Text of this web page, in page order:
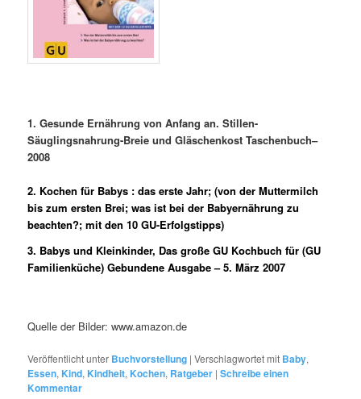
1. Gesunde Ernährung von Anfang an. Stillen-
Säuglingsnahrung-Breie und Gläschenkost Taschenbuch–
2008
2. Kochen für Babys : das erste Jahr; (von der Muttermilch
bis zum ersten Brei; was ist bei der Babyernährung zu
beachten?; mit den 10 GU-Erfolgstipps)
3. Babys und Kleinkinder, Das große GU Kochbuch für (GU
Familienküche) Gebundene Ausgabe – 5. März 2007
Quelle der Bilder: www.amazon.de
Veröffentlicht unter Buchvorstellung |Verschlagwortet mit Baby,
Essen, Kind, Kindheit, Kochen, Ratgeber |Schreibe einen
Kommentar